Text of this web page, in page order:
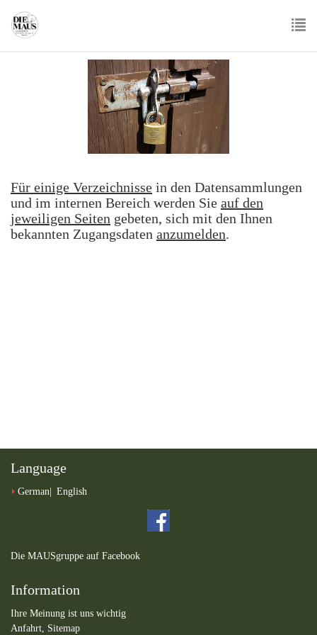
main
Für einige Verzeichnisse in den Datensammlungen
und im internen Bereich werden Sie auf den
jeweiligen Seiten gebeten, sich mit den Ihnen
bekannten Zugangsdaten anzumelden.
Language
German English
Die MAUSgruppe auf Facebook
Information
Ihre Meinung ist uns wichtig
Anfahrt, Sitemap